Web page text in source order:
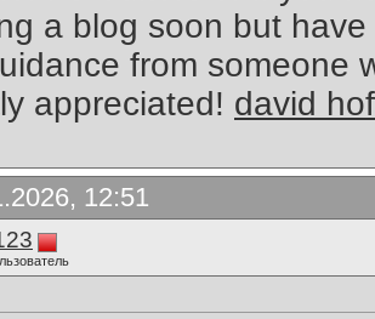
a blog soon but
from someone
appreciated! david
12:51